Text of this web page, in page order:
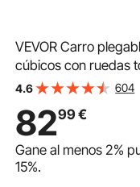
VEVOR Carro
cúbicos con ruedas
resistente, soporte
4.6 604
8299€
Gane al menos2%
15%.